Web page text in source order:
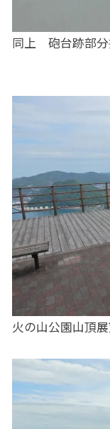
同上 砲台跡部分
火の山公園山頂